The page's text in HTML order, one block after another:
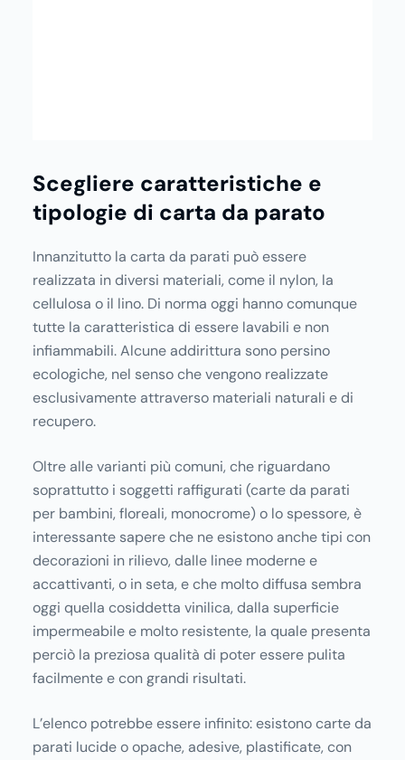
Scegliere caratteristiche e
tipologie di carta da parato
Innanzitutto la carta da parati può essere
realizzata in diversi materiali, come il nylon, la
cellulosa o il lino. Di norma oggi hanno comunque
tutte la caratteristica di essere lavabili e non
infiammabili. Alcune addirittura sono persino
ecologiche, nel senso che vengono realizzate
esclusivamente attraverso materiali naturali e di
recupero.
Oltre alle varianti più comuni, che riguardano
soprattutto i soggetti raffigurati (carte da parati
per bambini, floreali, monocrome) o lo spessore, è
interessante sapere che ne esistono anche tipi con
decorazioni in rilievo, dalle linee moderne e
accattivanti, o in seta, e che molto diffusa sembra
oggi quella cosiddetta vinilica, dalla superficie
impermeabile e molto resistente, la quale presenta
perciò la preziosa qualità di poter essere pulita
facilmente e con grandi risultati.
L’elenco potrebbe essere infinito: esistono carte da
parati lucide o opache, adesive, plastificate, con